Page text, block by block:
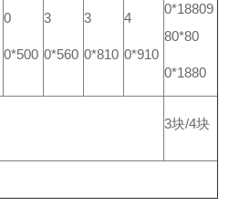
0
0*500
3
0*560
3
0*810
4
0*910
0*18809
80*80
0*1880
3块/4块